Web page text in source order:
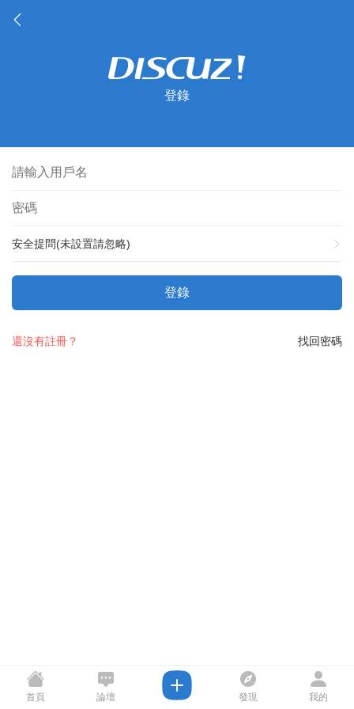
登錄
安全提問(未設置請忽略)
登錄
找回密碼
還沒有註冊？
首頁 論壇 發現 我的